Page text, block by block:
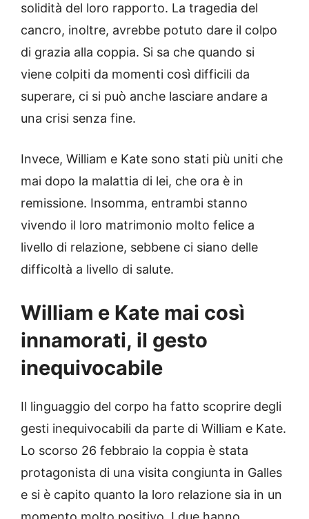
solidità del loro rapporto. La tragedia del
cancro, inoltre, avrebbe potuto dare il colpo
di grazia alla coppia. Si sa che quando si
viene colpiti da momenti così difficili da
superare, ci si può anche lasciare andare a
una crisi senza fine.
Invece, William e Kate sono stati più uniti che
mai dopo la malattia di lei, che ora è in
remissione. Insomma, entrambi stanno
vivendo il loro matrimonio molto felice a
livello di relazione, sebbene ci siano delle
difficoltà a livello di salute.
William e Kate mai così
innamorati, il gesto
inequivocabile
Il linguaggio del corpo ha fatto scoprire degli
gesti inequivocabili da parte di William e Kate.
Lo scorso 26 febbraio la coppia è stata
protagonista di una visita congiunta in Galles
e si è capito quanto la loro relazione sia in un